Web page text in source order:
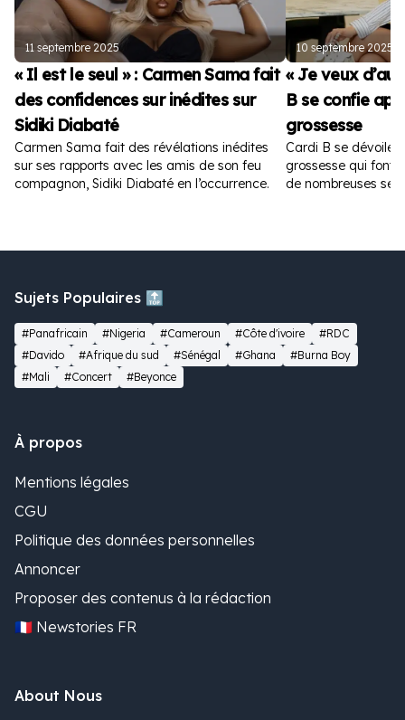
11 septembre 2025
« Il est le seul » : Carmen Sama fait
des confidences sur inédites sur
Sidiki Diabaté
Carmen Sama fait des révélations inédites
sur ses rapports avec les amis de son feu
compagnon, Sidiki Diabaté en l’occurrence.
10 septembre 2025
« Je veux
B se confie
grossesse
Cardi B se dévoile
grossesse qui font
de nombreuses
Sujets Populaires 🔝
#Panafricain #Nigeria #Cameroun #Côte d'ivoire
#RDC
#Davido
#Afrique du sud #Sénégal #Ghana
#Burna Boy
#Mali
#Concert #Beyonce
À propos
Mentions légales
CGU
Politique des données personnelles
Annoncer
Proposer des contenus à la rédaction
🇫🇷 Newstories FR
About Nous